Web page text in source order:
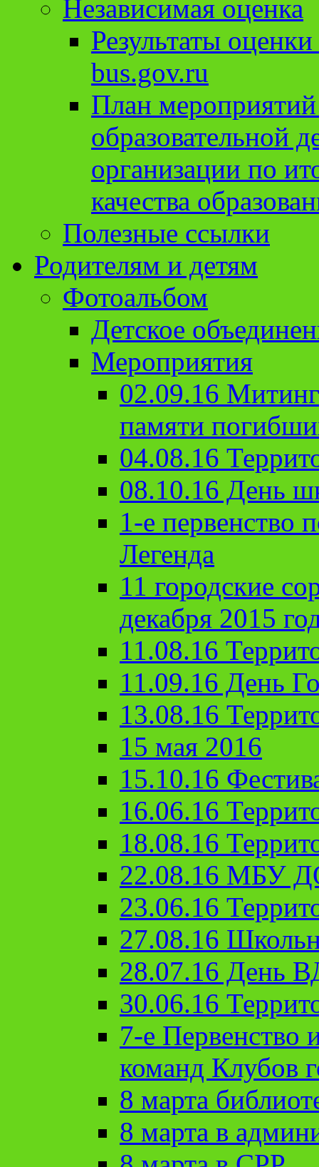
Независимая оценка
Результаты
bus.gov.ru
План
образовательной
организации по
качества
Полезные ссылки
Родителям и детям
Фотоальбом
Детское
Мероприятия
02.09.16
памяти
04.08.16
08.10.16 День
1-е первенство
Легенда
11 городские
декабря 2015
11.08.16
11.09.16 День
13.08.16
15 мая 2016
15.10.16
16.06.16
18.08.16
22.08.16 МБУ
23.06.16
27.08.16
28.07.16 День
30.06.16
7-е Первенство
команд Клубов
8 марта
8 марта в